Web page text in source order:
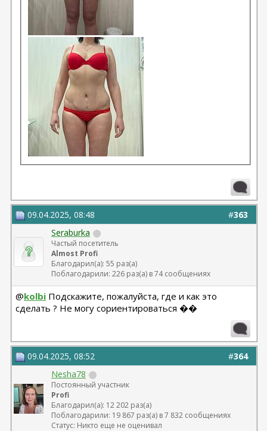
#363
09.04.2025, 08:48
Seraburka
Частый посетитель
Almost Profi
Благодарил(а): 55 раз(а)
Поблагодарили: 226 раз(а) в 74 сообщениях
@kolbi Подскажите, пожалуйста, где и как это
сделать ? Не могу сориентироваться ��
#364
09.04.2025, 08:52
Nesha78
Постоянный участник
Profi
Благодарил(а): 12 202 раз(а)
Поблагодарили: 19 867 раз(а) в 7 832 сообщениях
Статус: Никто еще не оценивал